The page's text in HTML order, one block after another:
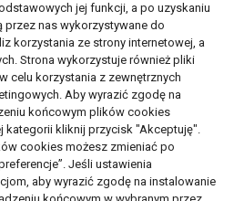
jej funkcji, a po uzyskaniu
nas wykorzystywane do
korzystania ze strony internetowej, a
Strona wykorzystuje również pliki
celu korzystania z zewnętrznych
Aby wyrazić zgodę na
końcowym plików cookies
kategorii kliknij przycisk "Akceptuję".
cookies możesz zmieniać po
Jeśli ustawienia
aby wyrazić zgodę na instalowanie
(33)
(105)
(50)
(83)